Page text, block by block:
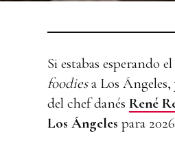
Si estabas esperando
foodiesa Los Ángeles,
del chef danés René
Los Ángeles para